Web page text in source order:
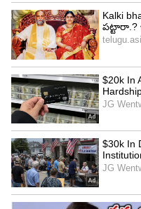
Image Credit :Youtube/Alitho
తిరుగులేని హీరోగా
తనని తొలగించిన
తిరుగులేని హీరోగా
చిరంజీవితో జగదేక
చేయడానికి ప్రయత్నాలు
వీరేంద్రనాథ్ కథ
బావుంటుంది అనే చర్చ